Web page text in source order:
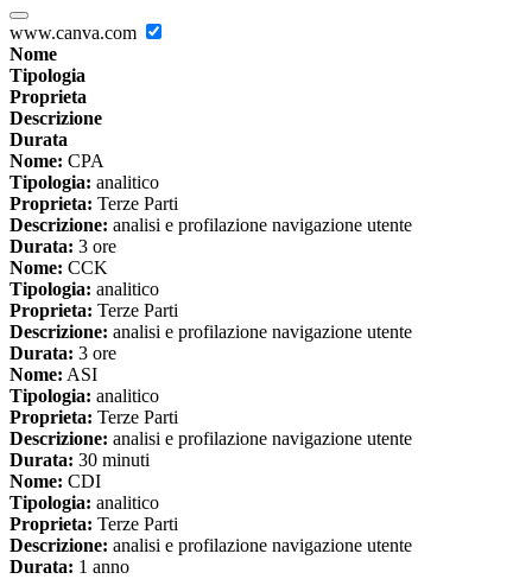
www.canva.com
Nome
Tipologia
Proprieta
Descrizione
Durata
Nome: CPA
Tipologia: analitico
Proprieta: Terze Parti
Descrizione: analisi e profilazione navigazione utente
Durata: 3 ore
Nome: CCK
Tipologia: analitico
Proprieta: Terze Parti
Descrizione: analisi e profilazione navigazione utente
Durata: 3 ore
Nome: ASI
Tipologia: analitico
Proprieta: Terze Parti
Descrizione: analisi e profilazione navigazione utente
Durata: 30 minuti
Nome: CDI
Tipologia: analitico
Proprieta: Terze Parti
Descrizione: analisi e profilazione navigazione utente
Durata: 1 anno